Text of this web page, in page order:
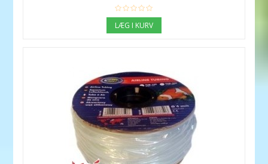
LÆG I KURV